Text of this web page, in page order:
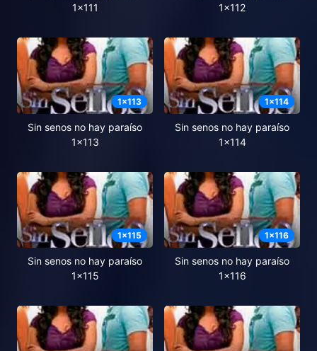
1x111
1x112
1x113
Sin senos no hay paraíso
1x113
1x114
Sin senos no hay paraíso
1x114
1x115
Sin senos no hay paraíso
1x115
1x116
Sin senos no hay paraíso
1x116